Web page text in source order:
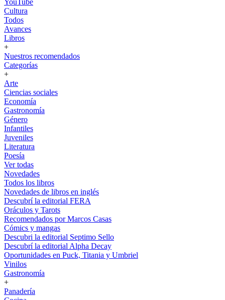
YouTube
Cultura
Todos
Avances
Libros
+
Nuestros recomendados
Categorías
+
Arte
Ciencias sociales
Economía
Gastronomía
Género
Infantiles
Juveniles
Literatura
Poesía
Ver todas
Novedades
Todos los libros
Novedades de libros en inglés
Descubrí la editorial FERA
Oráculos y Tarots
Recomendados por Marcos Casas
Cómics y mangas
Descubri la editorial Septimo Sello
Descubrí la editorial Alpha Decay
Oportunidades en Puck, Titania y Umbriel
Vinilos
Gastronomía
+
Panadería